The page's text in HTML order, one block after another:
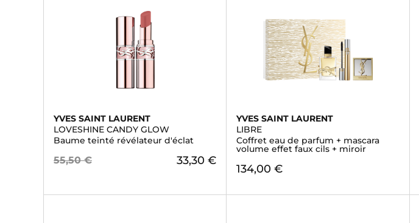
YVES SAINT LAURENT
LOVESHINE CANDY GLOW
Baume teinté révélateur d'éclat
55,50 € 33,30 €
YVES SAINT LAURENT
LIBRE
Coffret eau de parfum + mascara
volume effet faux cils + miroir
134,00 €